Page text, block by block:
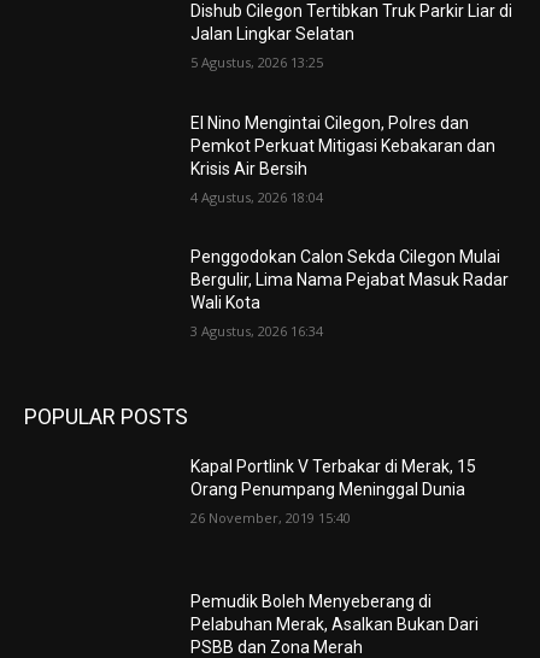
Dishub Cilegon Tertibkan Truk Parkir Liar di
Jalan Lingkar Selatan
5 Agustus, 2026 13:25
El Nino Mengintai Cilegon, Polres dan
Pemkot Perkuat Mitigasi Kebakaran dan
Krisis Air Bersih
4 Agustus, 2026 18:04
Penggodokan Calon Sekda Cilegon Mulai
Bergulir, Lima Nama Pejabat Masuk Radar
Wali Kota
3 Agustus, 2026 16:34
POPULAR POSTS
Kapal Portlink V Terbakar di Merak, 15
Orang Penumpang Meninggal Dunia
26 November, 2019 15:40
Pemudik Boleh Menyeberang di
Pelabuhan Merak, Asalkan Bukan Dari
PSBB dan Zona Merah